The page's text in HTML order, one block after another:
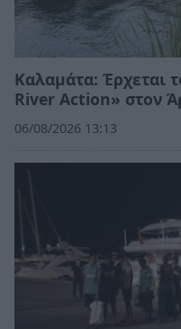
Καλαμάτα: Έρχεται
River Action» στον
06/08/2026 13:13